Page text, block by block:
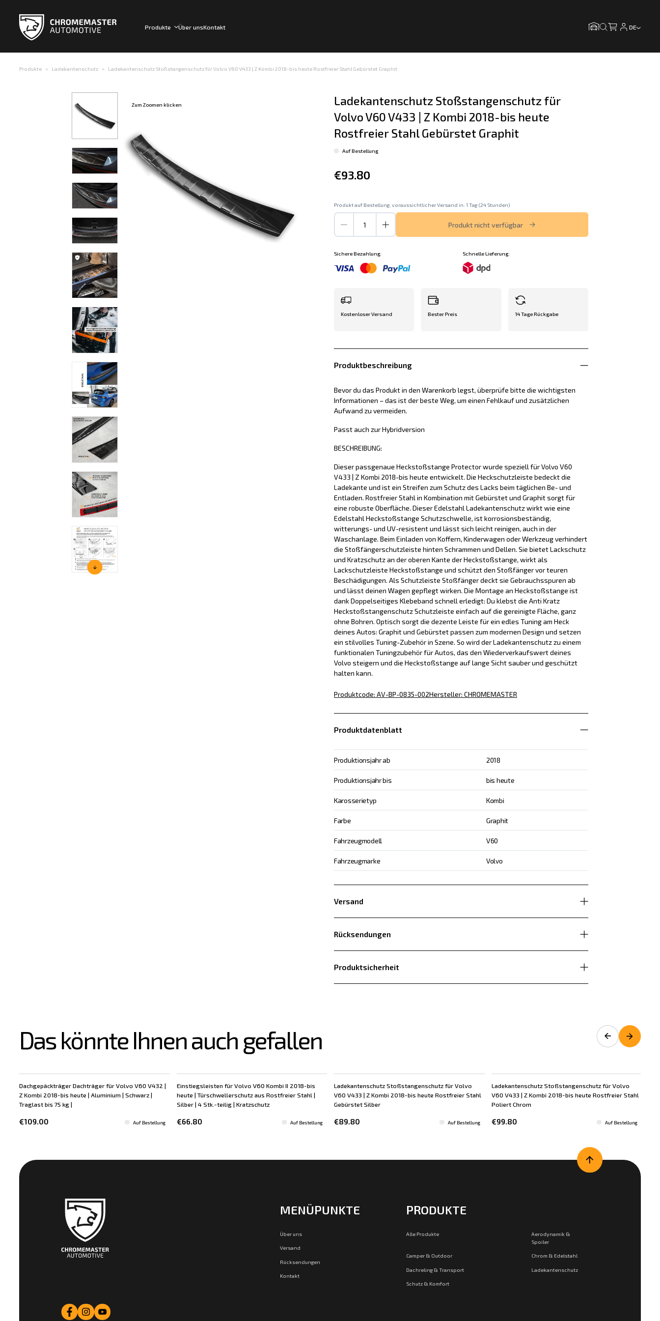
Produkte Über unsKontakt DE
Produkte Ladekantenschutz Ladekantenschutz Stoßstangenschutz für Volvo V60 V433 | Z Kombi 2018-bis heute Rostfreier Stahl Gebürstet Graphit
Zum Zoomen klicken
Ladekantenschutz Stoßstangenschutz für
Volvo V60 V433 | Z Kombi 2018-bis heute
Rostfreier Stahl Gebürstet Graphit
Auf Bestellung
€93.80
Produkt auf Bestellung, voraussichtlicher Versand in: 1 Tag (24 Stunden)
Produkt nicht verfügbar
Sichere Bezahlung: Schnelle Lieferung:
Kostenloser Versand Bester Preis 14 Tage Rückgabe
Produktbeschreibung
Bevor du das Produkt in den Warenkorb legst, überprüfe bitte die wichtigsten
Informationen – das ist der beste Weg, um einen Fehlkauf und zusätzlichen
Aufwand zu vermeiden.
Passt auch zur Hybridversion
BESCHREIBUNG:
Dieser passgenaue Heckstoßstange Protector wurde speziell für Volvo V60
V433 | Z Kombi 2018-bis heute entwickelt. Die Heckschutzleiste bedeckt die
Ladekante und ist ein Streifen zum Schutz des Lacks beim täglichen Be- und
Entladen. Rostfreier Stahl in Kombination mit Gebürstet und Graphit sorgt für
eine robuste Oberfläche. Dieser Edelstahl Ladekantenschutz wirkt wie eine
Edelstahl Heckstoßstange Schutzschwelle, ist korrosionsbeständig,
witterungs- und UV-resistent und lässt sich leicht reinigen, auch in der
Waschanlage. Beim Einladen von Koffern, Kinderwagen oder Werkzeug verhindert
die Stoßfängerschutzleiste hinten Schrammen und Dellen. Sie bietet Lackschutz
und Kratzschutz an der oberen Kante der Heckstoßstange, wirkt als
Lackschutzleiste Heckstoßstange und schützt den Stoßfänger vor teuren
Beschädigungen. Als Schutzleiste Stoßfänger deckt sie Gebrauchsspuren ab
und lässt deinen Wagen gepflegt wirken. Die Montage an Heckstoßstange ist
dank Doppelseitiges Klebeband schnell erledigt: Du klebst die Anti Kratz
Heckstoßstangenschutz Schutzleiste einfach auf die gereinigte Fläche, ganz
ohne Bohren. Optisch sorgt die dezente Leiste für ein edles Tuning am Heck
deines Autos: Graphit und Gebürstet passen zum modernen Design und setzen
ein stilvolles Tuning-Zubehör in Szene. So wird der Ladekantenschutz zu einem
funktionalen Tuningzubehör für Autos, das den Wiederverkaufswert deines
Volvo steigern und die Heckstoßstange auf lange Sicht sauber und geschützt
halten kann.
Produktcode: AV-BP-0835-002Hersteller: CHROMEMASTER
Produktdatenblatt
Produktionsjahr ab 2018
Produktionsjahr bis bis heute
Karosserietyp Kombi
Farbe Graphit
Fahrzeugmodell V60
Fahrzeugmarke Volvo
Versand
Rücksendungen
Produktsicherheit
Das könnte Ihnen auch gefallen
Dachgepäckträger Dachträger für Volvo V60 V432 |
Z Kombi 2018-bis heute | Aluminium | Schwarz |
Traglast bis 75 kg |
€109.00 Auf Bestellung
Einstiegsleisten für Volvo V60 Kombi II 2018-bis
heute | Türschwellerschutz aus Rostfreier Stahl |
Silber | 4 Stk.-teilig | Kratzschutz
€66.80 Auf Bestellung
Ladekantenschutz Stoßstangenschutz für Volvo
V60 V433 | Z Kombi 2018-bis heute Rostfreier Stahl
Gebürstet Silber
€89.80 Auf Bestellung
Ladekantenschutz Stoßstangenschutz für Volvo
V60 V433 | Z Kombi 2018-bis heute Rostfreier Stahl
Poliert Chrom
€99.80 Auf Bestellung
MENÜPUNKTE
Über uns
Versand
Rücksendungen
Kontakt
PRODUKTE
Alle Produkte
Aerodynamik &
Spoiler
Camper & Outdoor Chrom & Edelstahl
Dachreling & Transport Ladekantenschutz
Schutz & Komfort